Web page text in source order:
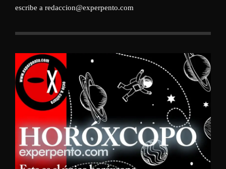
escribe a redaccion@experpento.com